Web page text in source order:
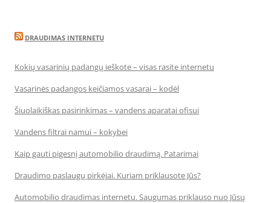
DRAUDIMAS INTERNETU
Kokių vasarinių padangų ieškote – visas rasite internetu
Vasarinės padangos keičiamos vasarai – kodėl
Šiuolaikiškas pasirinkimas – vandens aparatai ofisui
Vandens filtrai namui – kokybei
Kaip gauti pigesnį automobilio draudimą. Patarimai
Draudimo paslaugų pirkėjai. Kuriam priklausote Jūs?
Automobilio draudimas internetu. Saugumas priklauso nuo Jūsų